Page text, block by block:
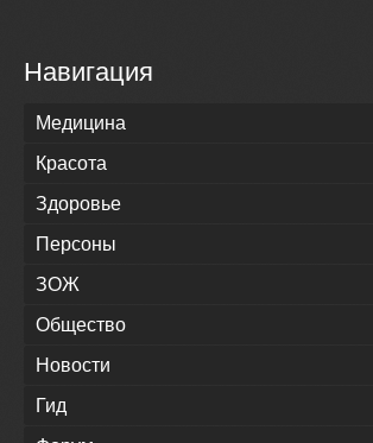
Навигация
Медицина
Красота
Здоровье
Персоны
ЗОЖ
Общество
Новости
Гид